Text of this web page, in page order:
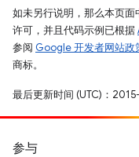
如未另行说明，那么本页面
许可，并且代码示例已根据
参阅 Google 开发者网站政
商标。
最后更新时间 (UTC)：
参与